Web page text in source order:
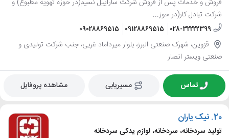
فروش و خدمات پس از فروش شرکت ساراییل نسیم(در حوزه تهویه مطبوع) و
شرکت تبادل کار(در حوز...
028-32222399
09128869515
09028869515
قزوین، شهرک صنعتی البرز، بلوار میرداماد غربی، جنب شرکت تولیدی و
صنعتی ویستر انصار
تماس مسیریابی مشاهده پروفایل
20. نیک یاران
تولید سردخانه، سردخانه، لوازم یدکی سردخانه